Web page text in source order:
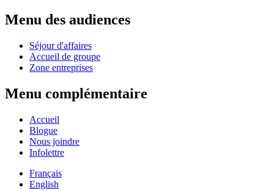
Menu des audiences
Séjour d'affaires
Accueil de groupe
Zone entreprises
Menu complémentaire
Accueil
Blogue
Nous joindre
Infolettre
Français
English